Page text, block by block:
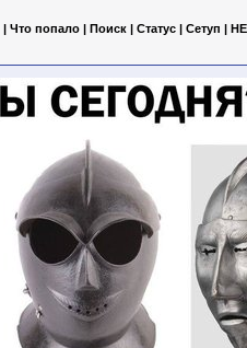
| Что попало | Поиск | Статус | Сетуп |